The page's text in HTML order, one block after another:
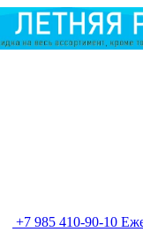
+7 985 410-90-10